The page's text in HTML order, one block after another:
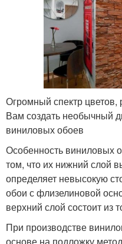
Огромный спектр цветов,
Вам создать необычный
виниловых обоев
Особенность виниловых
том, что их нижний слой
определяет невысокую
обои с флизелиновой
верхний слой состоит из
При производстве
основе на подложку